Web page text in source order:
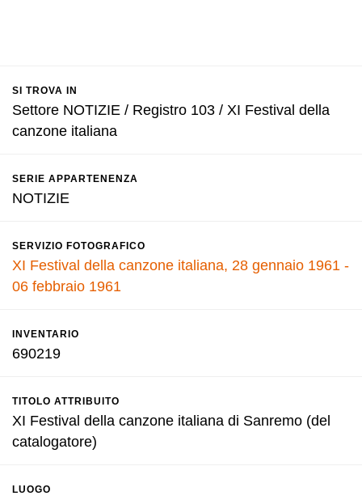
SI TROVA IN
Settore NOTIZIE / Registro 103 / XI Festival della
canzone italiana
SERIE APPARTENENZA
NOTIZIE
SERVIZIO FOTOGRAFICO
XI Festival della canzone italiana, 28 gennaio 1961 -
06 febbraio 1961
INVENTARIO
690219
TITOLO ATTRIBUITO
XI Festival della canzone italiana di Sanremo (del
catalogatore)
LUOGO